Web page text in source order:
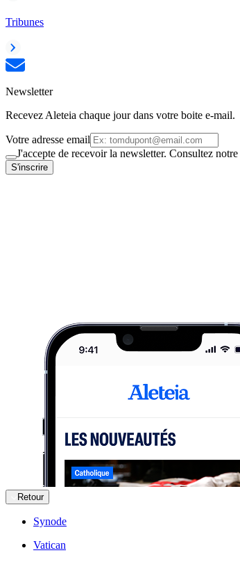
Tribunes
Newsletter
Recevez Aleteia chaque jour dans votre boite e-mail.
Votre adresse email
J'accepte de recevoir la newsletter. Consultez notre
S'inscrire
Retour
Synode
Vatican